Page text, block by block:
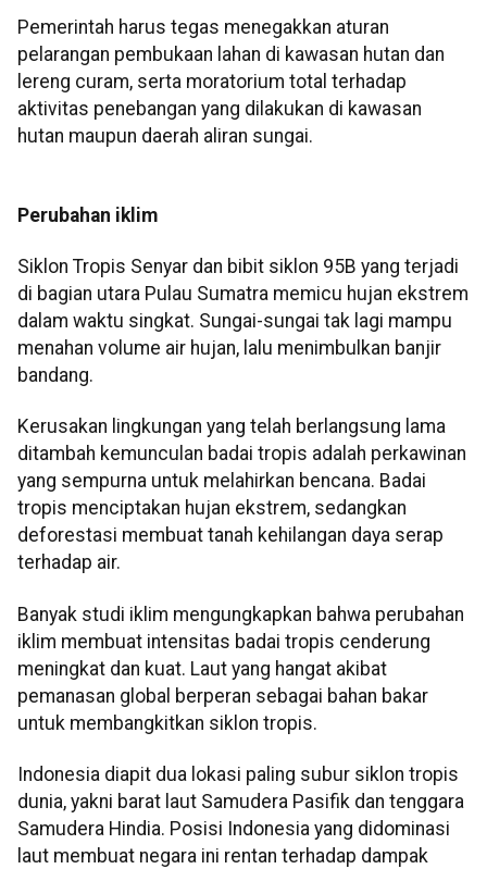
Pemerintah harus tegas menegakkan aturan
pelarangan pembukaan lahan di kawasan hutan dan
lereng curam, serta moratorium total terhadap
aktivitas penebangan yang dilakukan di kawasan
hutan maupun daerah aliran sungai.
Perubahan iklim
Siklon Tropis Senyar dan bibit siklon 95B yang terjadi
di bagian utara Pulau Sumatra memicu hujan ekstrem
dalam waktu singkat. Sungai-sungai tak lagi mampu
menahan volume air hujan, lalu menimbulkan banjir
bandang.
Kerusakan lingkungan yang telah berlangsung lama
ditambah kemunculan badai tropis adalah perkawinan
yang sempurna untuk melahirkan bencana. Badai
tropis menciptakan hujan ekstrem, sedangkan
deforestasi membuat tanah kehilangan daya serap
terhadap air.
Banyak studi iklim mengungkapkan bahwa perubahan
iklim membuat intensitas badai tropis cenderung
meningkat dan kuat. Laut yang hangat akibat
pemanasan global berperan sebagai bahan bakar
untuk membangkitkan siklon tropis.
Indonesia diapit dua lokasi paling subur siklon tropis
dunia, yakni barat laut Samudera Pasifik dan tenggara
Samudera Hindia. Posisi Indonesia yang didominasi
laut membuat negara ini rentan terhadap dampak